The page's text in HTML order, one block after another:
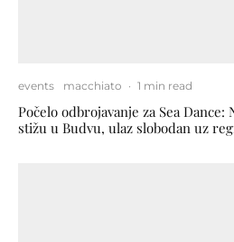
events macchiato · 1 min read
Počelo odbrojavanje za Sea Dance:
stižu u Budvu, ulaz slobodan uz